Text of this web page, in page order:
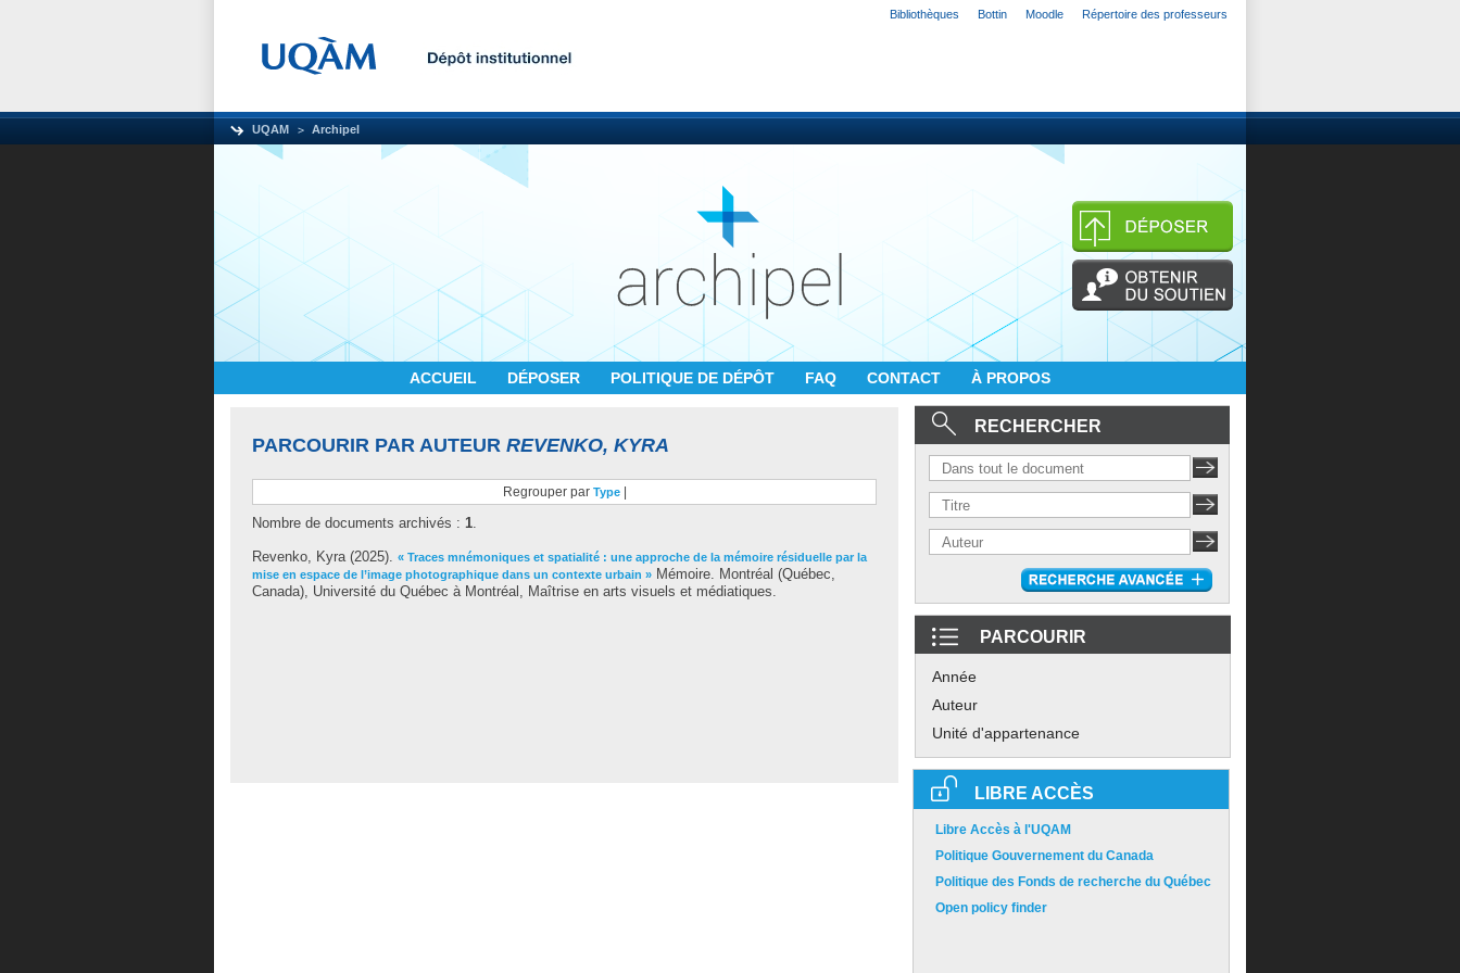
Bibliothèques Bottin Moodle Répertoire des professeurs
UQAM Archipel
ACCUEIL DÉPOSER POLITIQUE DE DÉPÔT FAQ CONTACT À PROPOS
PARCOURIR PAR AUTEUR REVENKO, KYRA
Regrouper par Type
Nombre de documents archivés : 1.
Revenko, Kyra(2025). « Traces mnémoniques et spatialité : une approche de la mémoire résiduelle par la
mise en espace de l’image photographique dans un contexte urbain » Mémoire. Montréal (Québec,
Canada), Université du Québec à Montréal, Maîtrise en arts visuels et médiatiques.
RECHERCHER
PARCOURIR
Année
Auteur
Unité d'appartenance
LIBRE ACCÈS
Libre Accès à l'UQAM
Politique Gouvernement du Canada
Politique des Fonds de recherche du Québec
Open policy finder